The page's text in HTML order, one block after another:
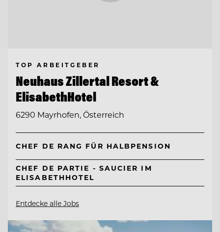
TOP ARBEITGEBER
Neuhaus Zillertal Resort &
ElisabethHotel
6290 Mayrhofen, Österreich
CHEF DE RANG FÜR HALBPENSION
CHEF DE PARTIE - SAUCIER IM
ELISABETHHOTEL
Entdecke alle Jobs